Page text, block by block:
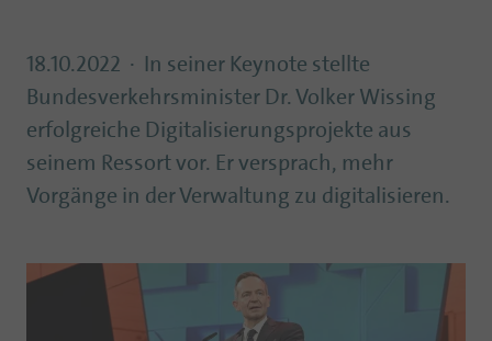
18.10.2022
In seiner Keynote stellte
Bundesverkehrsminister Dr. Volker Wissing
erfolgreiche Digitalisierungsprojekte aus
seinem Ressort vor. Er versprach, mehr
Vorgänge in der Verwaltung zu digitalisieren.